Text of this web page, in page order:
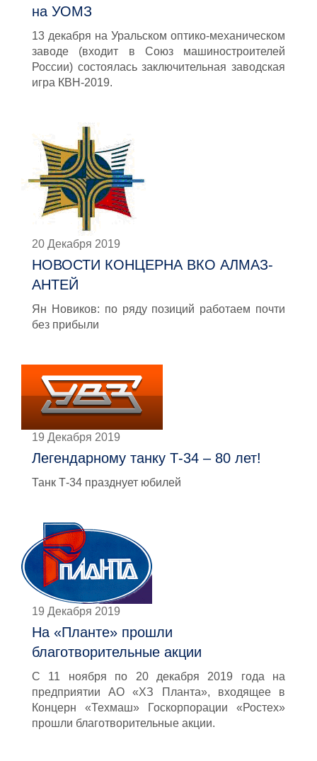
на УОМЗ
13 декабря на Уральском оптико-механическом
заводе (входит в Союз машиностроителей
России) состоялась заключительная заводская
игра КВН-2019.
20 Декабря 2019
НОВОСТИ КОНЦЕРНА ВКО АЛМАЗ-
АНТЕЙ
Ян Новиков: по ряду позиций работаем почти
без прибыли
19 Декабря 2019
Легендарному танку Т-34 – 80 лет!
Танк Т-34 празднует юбилей
19 Декабря 2019
На «Планте» прошли
благотворительные акции
С 11 ноября по 20 декабря 2019 года на
предприятии АО «ХЗ Планта», входящее в
Концерн «Техмаш» Госкорпорации «Ростех»
прошли благотворительные акции.